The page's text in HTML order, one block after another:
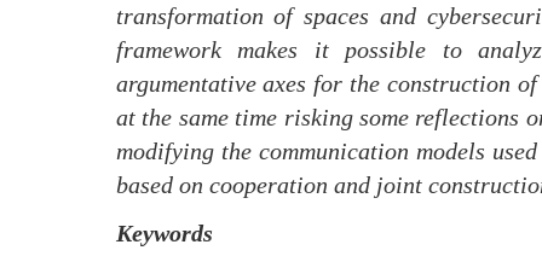
transformation of spaces and
framework makes it possible to
argumentative axes for the construction
at the same time risking some reflections
modifying the communication models
based on cooperation and joint
Keywords